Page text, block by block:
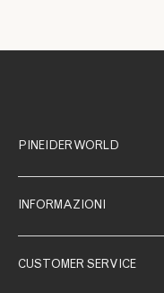
PINEIDER WORLD
INFORMAZIONI
CUSTOMER SERVICE